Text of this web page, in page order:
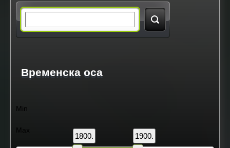
a
h
Временска оса
Min
Max
1800. 1900.